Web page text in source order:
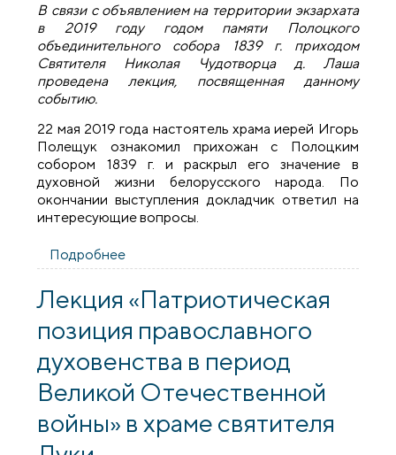
В связи с объявлением на территории экзархата
в 2019 году годом памяти Полоцкого
объединительного собора 1839 г. приходом
Святителя Николая Чудотворца д. Лаша
проведена лекция, посвященная данному
событию.
22 мая 2019 года настоятель храма иерей Игорь
Полещук ознакомил прихожан с Полоцким
собором 1839 г. и раскрыл его значение в
духовной жизни белорусского народа. По
окончании выступления докладчик ответил на
интересующие вопросы.
Подробнее
посвященная 180-летию Полоцкого
собора
Лекция «Патриотическая
позиция православного
духовенства в период
Великой Отечественной
войны» в храме святителя